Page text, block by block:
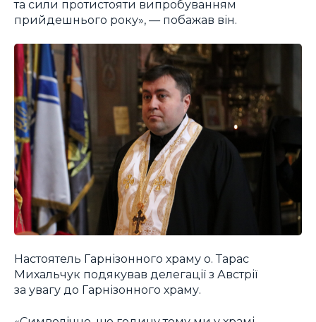
та сили протистояти випробуванням
прийдешнього року», — побажав він.
Настоятель Гарнізонного храму о. Тарас
Михальчук подякував делегації з Австрії
за увагу до Гарнізонного храму.